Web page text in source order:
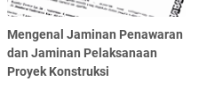
Mengenal Jaminan Penawaran
dan Jaminan Pelaksanaan
Proyek Konstruksi